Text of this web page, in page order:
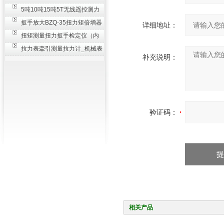
_数字拉力压力测试仪
5吨10吨15吨5T无线遥控测力
计_带遥控电子拉力计数显式
扳手放大BZQ-35扭力矩倍增器
_3500牛米扭力倍力器仪
扭矩测量扭力扳手检定仪（内
置打印） 扭矩检验仪器
拉力表牵引测量拉力计_机械表
详细地址：
补充说明：
验证码：
相关产品